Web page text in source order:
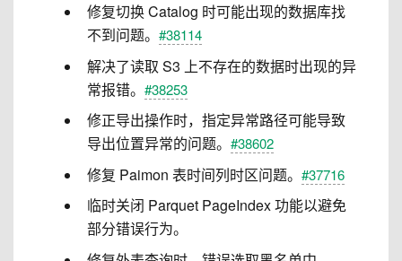
修复切换 Catalog 时可能出现的数据库找
不到问题。 #38114
解决了读取 S3 上不存在的数据时出现的异
常报错。 #38253
修正导出操作时，指定异常路径可能导致
导出位置异常的问题。 #38602
修复 Paimon 表时间列时区问题。 #37716
临时关闭 Parquet PageIndex 功能以避免
部分错误行为。